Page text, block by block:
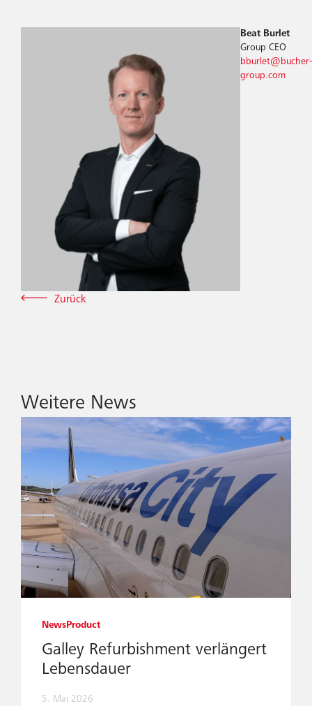
Zurück
Beat Burlet
Group CEO
bburlet@bucher-
group.com
Weitere News
NewsProduct
Galley Refurbishment verlängert
Lebensdauer
5. Mai 2026